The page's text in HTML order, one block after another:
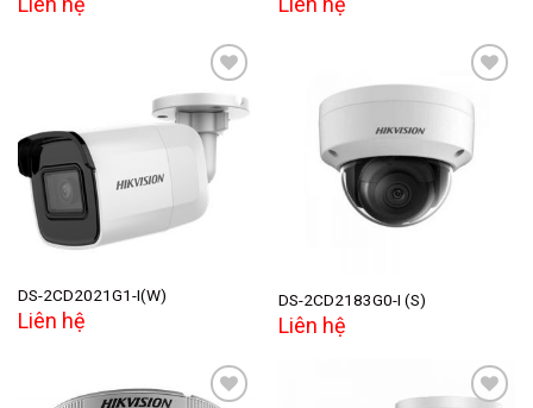
Add to
wishlist
DS-2CD2021G1-I(W)
Liên hệ
wishlist
DS-2CD2183G0-I (S)
Liên hệ